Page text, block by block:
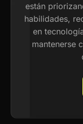
están
habilidades,
en
mantenerse